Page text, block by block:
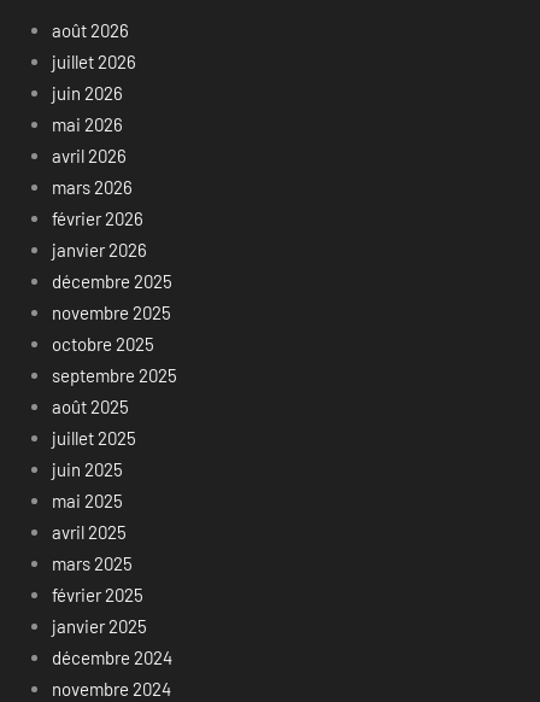
août 2026
juillet 2026
juin 2026
mai 2026
avril 2026
mars 2026
février 2026
janvier 2026
décembre 2025
novembre 2025
octobre 2025
septembre 2025
août 2025
juillet 2025
juin 2025
mai 2025
avril 2025
mars 2025
février 2025
janvier 2025
décembre 2024
novembre 2024